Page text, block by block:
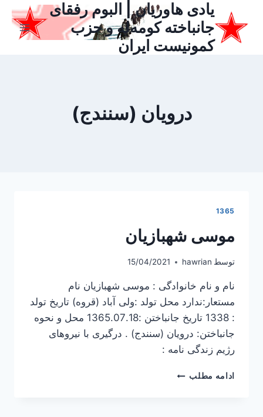
محتوا
یادی هاوریان | البوم رفقای
جانباخته کومه‌له و حزب
کمونیست ایران
درویان (سنندج)
1365
موسی شهبازیان
توسط hawrian
15/04/2021
نام و نام خانوادگی : موسی شهبازیان نام
مستعار:ندارد محل تولد :ولی آباد (قروه) تاریخ تولد
: 1338 تاریخ جانباختن :1365.07.18 محل و نحوه
جانباختن: درویان (سنندج) . درگیری با نیروهای
رژیم زندگی نامه :
ادامه مطلب موسی